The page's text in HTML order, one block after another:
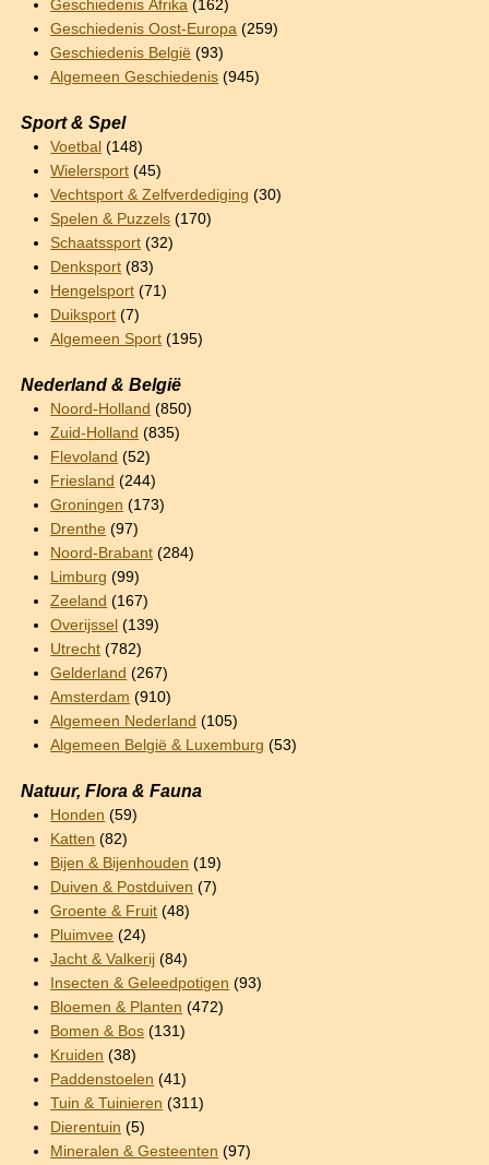
Geschiedenis Afrika (162)
Geschiedenis Oost-Europa (259)
Geschiedenis België (93)
Algemeen Geschiedenis (945)
Sport & Spel
Voetbal (148)
Wielersport (45)
Vechtsport & Zelfverdediging (30)
Spelen & Puzzels (170)
Schaatssport (32)
Denksport (83)
Hengelsport (71)
Duiksport (7)
Algemeen Sport (195)
Nederland & België
Noord-Holland (850)
Zuid-Holland (835)
Flevoland (52)
Friesland (244)
Groningen (173)
Drenthe (97)
Noord-Brabant (284)
Limburg (99)
Zeeland (167)
Overijssel (139)
Utrecht (782)
Gelderland (267)
Amsterdam (910)
Algemeen Nederland (105)
Algemeen België & Luxemburg (53)
Natuur, Flora & Fauna
Honden (59)
Katten (82)
Bijen & Bijenhouden (19)
Duiven & Postduiven (7)
Groente & Fruit (48)
Pluimvee (24)
Jacht & Valkerij (84)
Insecten & Geleedpotigen (93)
Bloemen & Planten (472)
Bomen & Bos (131)
Kruiden (38)
Paddenstoelen (41)
Tuin & Tuinieren (311)
Dierentuin (5)
Mineralen & Gesteenten (97)